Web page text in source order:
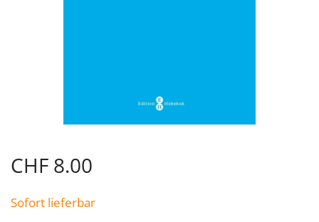
CHF 8.00
Sofort lieferbar